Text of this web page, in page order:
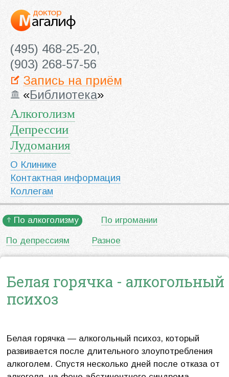
(495) 468-25-20,
(903) 268-57-56
Запись на приём
«Библиотека»
Алкоголизм
Депрессии
Лудомания
О Клинике
Контактная информация
Коллегам
По алкоголизму По игромании
По депрессиям Разное
Белая горячка - алкогольный
психоз
Белая горячка — алкогольный психоз, который
развивается после длительного злоупотребления
алкоголем. Спустя несколько дней после отказа от